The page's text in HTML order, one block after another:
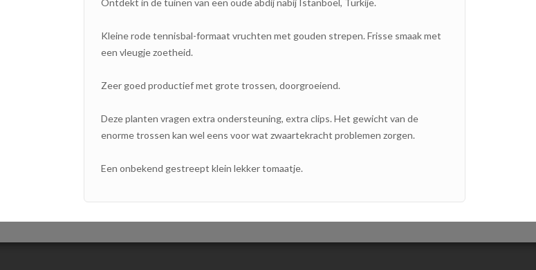
Ontdekt in de tuinen van een oude abdij nabij Istanboel, Turkije.
Kleine rode tennisbal-formaat vruchten met gouden strepen. Frisse smaak met
een vleugje zoetheid.
Zeer goed productief met grote trossen, doorgroeiend.
Deze planten vragen extra ondersteuning, extra clips. Het gewicht van de
enorme trossen kan wel eens voor wat zwaartekracht problemen zorgen.
Een onbekend gestreept klein lekker tomaatje.